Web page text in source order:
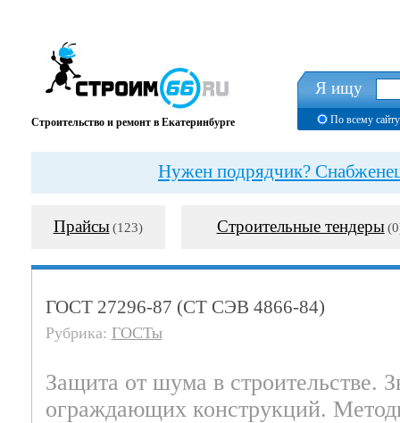
Строительство и ремонт в Екатеринбурге
Я ищу
По всему сайту
Нужен подрядчик?
Прайсы (123) Строительные тендеры
ГОСТ 27296-87 (СТ СЭВ 4866-84)
Рубрика: ГОСТы
Защита от шума в строительстве.
ограждающих конструкций.